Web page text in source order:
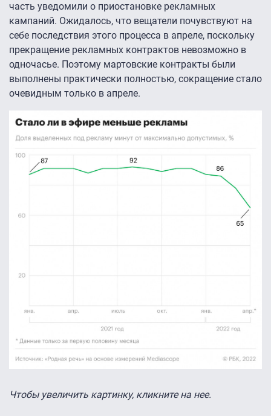
часть уведомили о приостановке рекламных
кампаний. Ожидалось, что вещатели почувствуют на
себе последствия этого процесса в апреле, поскольку
прекращение рекламных контрактов невозможно в
одночасье. Поэтому мартовские контракты были
выполнены практически полностью, сокращение стало
очевидным только в апреле.
Чтобы увеличить картинку, кликните на нее.